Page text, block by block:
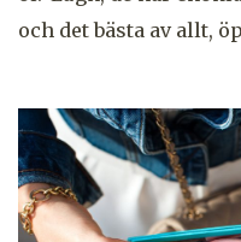
och det bästa av allt,